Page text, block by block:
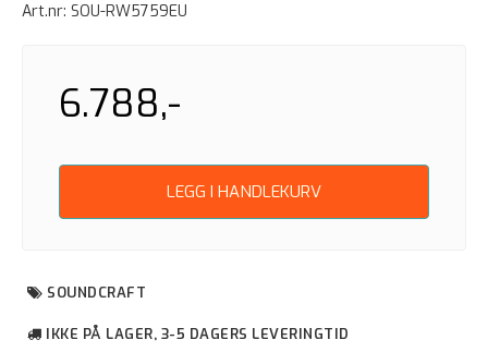
Art.nr: SOU-RW5759EU
6.788,-
LEGG I HANDLEKURV
SOUNDCRAFT
IKKE PÅ LAGER, 3-5 DAGERS LEVERINGTID